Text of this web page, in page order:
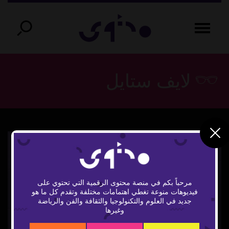
Play
مرحباً بكم في منصة محتوى الرقمية التي تحتوي على
فيديوهات منوعة تغطي اهتمامات مختلفة وتقدم كل ما هو
جديد في العلوم والتكنولوجيا والثقافة والفن والرياضة
وغيرها